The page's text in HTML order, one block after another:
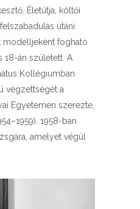
Életútja, költői
utáni
modelljeként fogható
18-án született. A
Kollégiumban
végzettségét a
Egyetemen szerezte,
1958-ban
amelyet végül